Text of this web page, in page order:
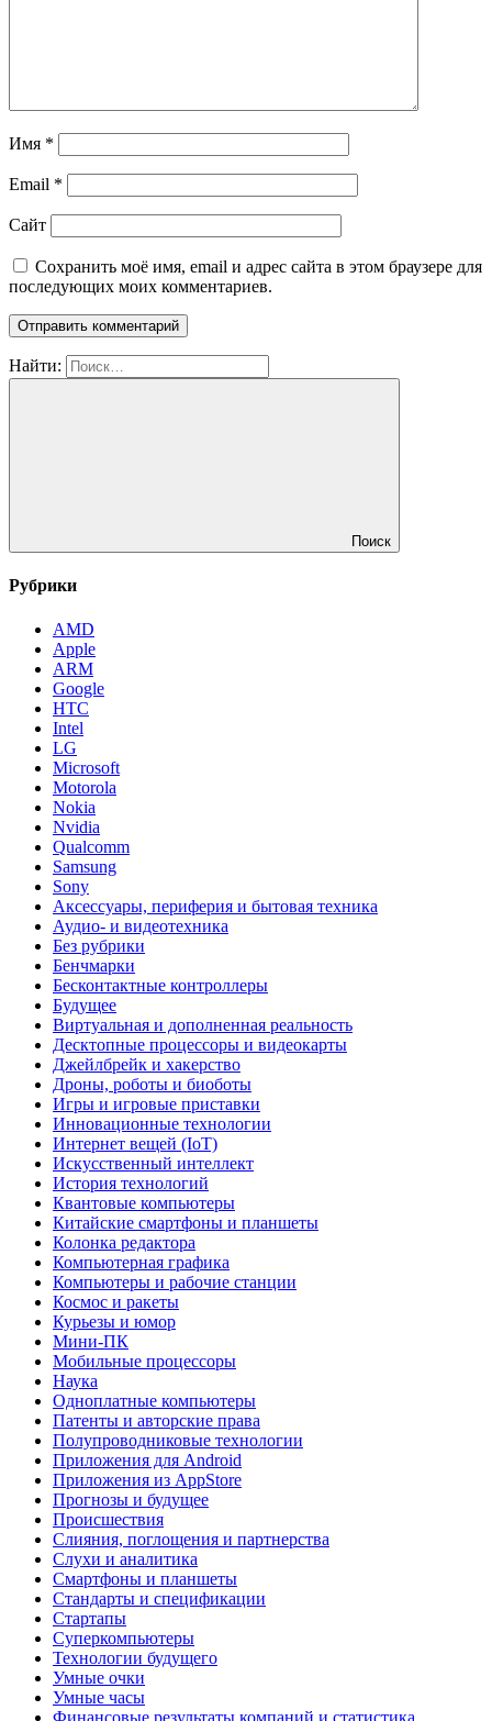
Имя *
Email *
Сайт
Сохранить моё имя, email и адрес сайта в этом браузере для
последующих моих комментариев.
Найти:
Поиск
Рубрики
AMD
Apple
ARM
Google
HTC
Intel
LG
Microsoft
Motorola
Nokia
Nvidia
Qualcomm
Samsung
Sony
Аксессуары, периферия и бытовая техника
Аудио- и видеотехника
Без рубрики
Бенчмарки
Бесконтактные контроллеры
Будущее
Виртуальная и дополненная реальность
Десктопные процессоры и видеокарты
Джейлбрейк и хакерство
Дроны, роботы и биоботы
Игры и игровые приставки
Инновационные технологии
Интернет вещей (IoT)
Искусственный интеллект
История технологий
Квантовые компьютеры
Китайские смартфоны и планшеты
Колонка редактора
Компьютерная графика
Компьютеры и рабочие станции
Космос и ракеты
Курьезы и юмор
Мини-ПК
Мобильные процессоры
Наука
Одноплатные компьютеры
Патенты и авторские права
Полупроводниковые технологии
Приложения для Android
Приложения из AppStore
Прогнозы и будущее
Происшествия
Слияния, поглощения и партнерства
Слухи и аналитика
Смартфоны и планшеты
Стандарты и спецификации
Стартапы
Суперкомпьютеры
Технологии будущего
Умные очки
Умные часы
Финансовые результаты компаний и статистика